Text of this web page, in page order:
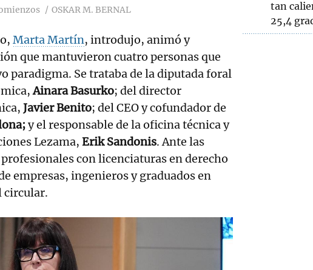
OSKAR M. BERNAL
Marta Martín, introdujo, animó y
que mantuvieron cuatro personas que
paradigma. Se trataba de la diputada foral
Ainara Basurko; del director
Javier Benito; del CEO y cofundador de
y el responsable de la oficina técnica y
Lezama, Erik Sandonis. Ante las
con licenciaturas en derecho
empresas, ingenieros y graduados en
circular.
tan
25,4